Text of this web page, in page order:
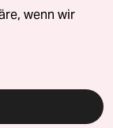
wenn wir